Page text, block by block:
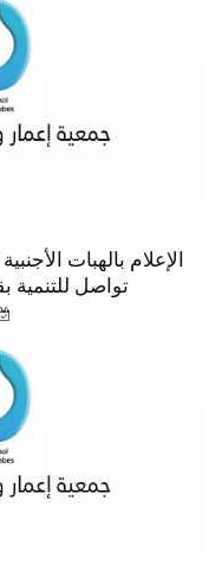
الإعلام بالهبات
تواصل للتنمية بقابس